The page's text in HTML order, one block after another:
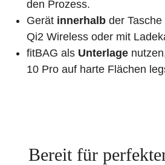
den Prozess.
Gerät innerhalb der
Qi2 Wireless oder mit
fitBAG als Unterlage
10 Pro auf harte Flächen
Bereit für